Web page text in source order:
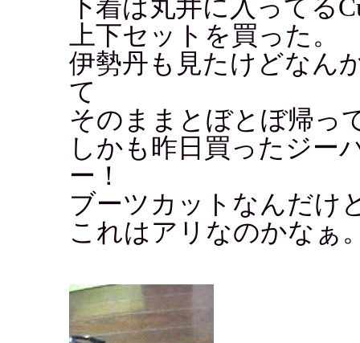
下着は丸井に入って
上下セットを買った。
伊勢丹も見たけどなん
て
そのままとぼとぼ帰っ
しかも昨日買ったジー
ー！
ブーツカットなんだけ
これはアリなのかなぁ